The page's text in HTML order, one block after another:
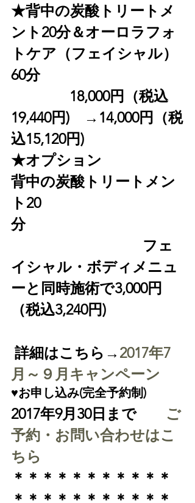
★背中の炭酸トリートメ
ント20分＆オーロラフォ
トケア（フ ェイシャル）
60分
18,000円（税込
19,440円) → 14,000円（税
込15,120円)
背中の炭酸トリートメン
ト20
分
フェ
イシャル・ボディメニュ
ーと同時施術で3,000円
（税込3,240円)
詳細はこちら→ 2017年7
月～９月キャンペーン
♥お申し込み(完全予約制)
2017年9月30日まで ご
予約・お問い合わせはこ
ちら
＊＊＊＊＊＊＊＊＊＊＊
＊＊＊＊＊＊＊＊＊＊＊